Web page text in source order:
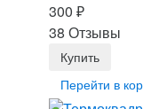
300 ₽
38 Отзывы
Перейти в